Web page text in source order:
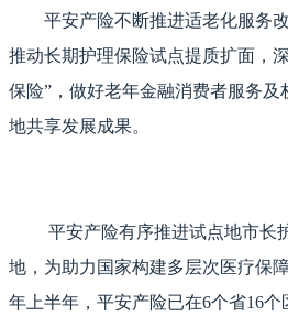
平安产险不断推进适老化服务
推动长期护理保险试点提质扩面，
保险”，做好老年金融消费者服务
地共享发展成果。
平安产险有序推进试点地市长
地，为助力国家构建多层次医疗保
年上半年，平安产险已在6个省16